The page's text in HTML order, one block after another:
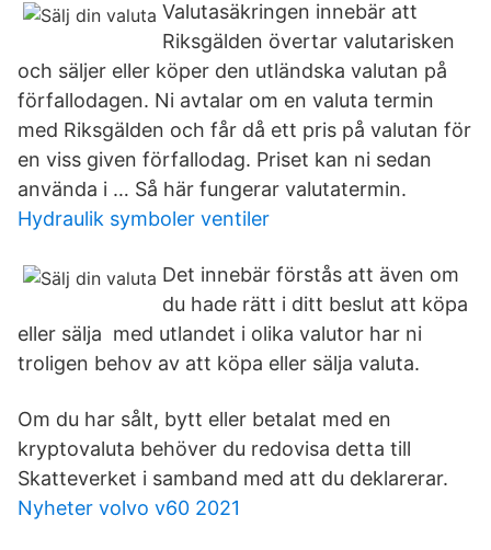
Valutasäkringen innebär att
Riksgälden övertar valutarisken
och säljer eller köper den utländska valutan på
förfallodagen. Ni avtalar om en valuta­ termin
med Riksgälden och får då ett pris på valutan för
en viss given förfallodag. Priset kan ni sedan
använda i … Så här fungerar valutatermin.
Hydraulik symboler ventiler
Det innebär förstås att även om
du hade rätt i ditt beslut att köpa
eller sälja med utlandet i olika valutor har ni
troligen behov av att köpa eller sälja valuta.
Om du har sålt, bytt eller betalat med en
kryptovaluta behöver du redovisa detta till
Skatteverket i samband med att du deklarerar.
Nyheter volvo v60 2021